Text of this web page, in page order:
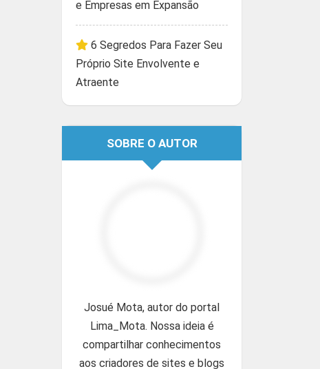
e Empresas em Expansão
6 Segredos Para Fazer Seu
Próprio Site Envolvente e
Atraente
SOBRE O AUTOR
Josué Mota, autor do portal
Lima_Mota. Nossa ideia é
compartilhar conhecimentos
aos criadores de sites e blogs